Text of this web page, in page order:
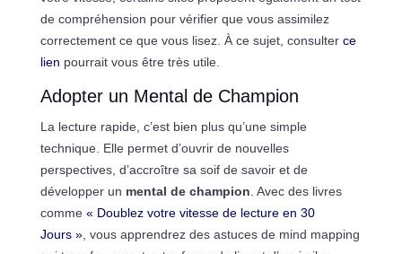
de compréhension pour vérifier que vous assimilez
correctement ce que vous lisez. À ce sujet, consulter ce
lien pourrait vous être très utile.
Adopter un Mental de Champion
La lecture rapide, c’est bien plus qu’une simple
technique. Elle permet d’ouvrir de nouvelles
perspectives, d’accroître sa soif de savoir et de
développer un mental de champion . Avec des livres
comme « Doublez votre vitesse de lecture en 30
Jours », vous apprendrez des astuces de mind mapping